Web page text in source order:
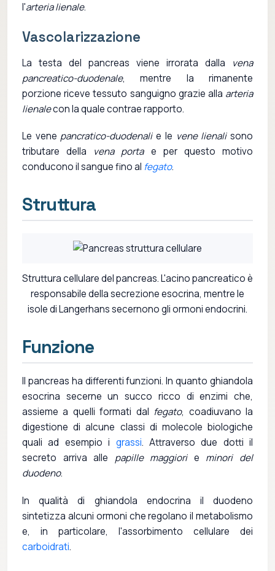
l'arteria lienale.
Vascolarizzazione
La testa del pancreas viene irrorata dalla vena
pancreatico-duodenale, mentre la rimanente
porzione riceve tessuto sanguigno grazie alla arteria
lienalecon la quale contrae rapporto.
Le vene pancratico-duodenalie le vene lienalisono
tributare della vena portae per questo motivo
conducono il sangue fino al fegato.
Struttura
Struttura cellulare del pancreas. L'acino pancreatico è
responsabile della secrezione esocrina, mentre le
isole di Langerhans secernono gli ormoni endocrini.
Funzione
Il pancreas ha differenti funzioni. In quanto ghiandola
esocrina secerne un succo ricco di enzimi che,
assieme a quelli formati dal fegato, coadiuvano la
digestione di alcune classi di molecole biologiche
quali ad esempio i grassi. Attraverso due dotti il
secreto arriva alle papille maggiorie minori del
duodeno.
In qualità di ghiandola endocrina il duodeno
sintetizza alcuni ormoni che regolano il metabolismo
e, in particolare, l'assorbimento cellulare dei
carboidrati.